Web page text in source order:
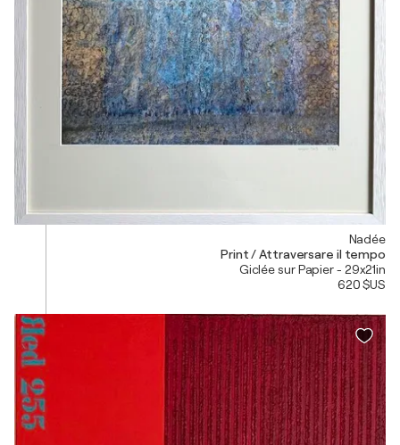
Nadée
Print / Attraversare il tempo
Giclée sur Papier - 29x21in
620 $US